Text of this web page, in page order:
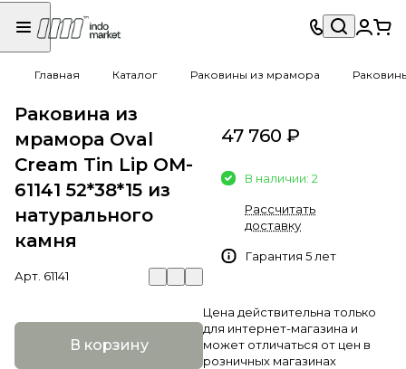
Главная Каталог Раковины из мрамора
Раковина из
мрамора Oval
Cream Tin Lip OM-
61141 52*38*15 из
натурального
камня
Арт. 61141
В корзину
47 760 ₽
В наличии: 2
Рассчитать
доставку
Гарантия 5 лет
Цена действительна только
для интернет-магазина и
может отличаться от цен в
розничных магазинах